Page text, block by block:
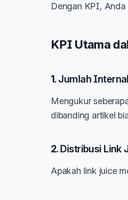
Dengan KPI,
KPI Utama
1. Jumlah
Mengukur
dibanding artikel
2. Distribusi Link
Apakah link juice